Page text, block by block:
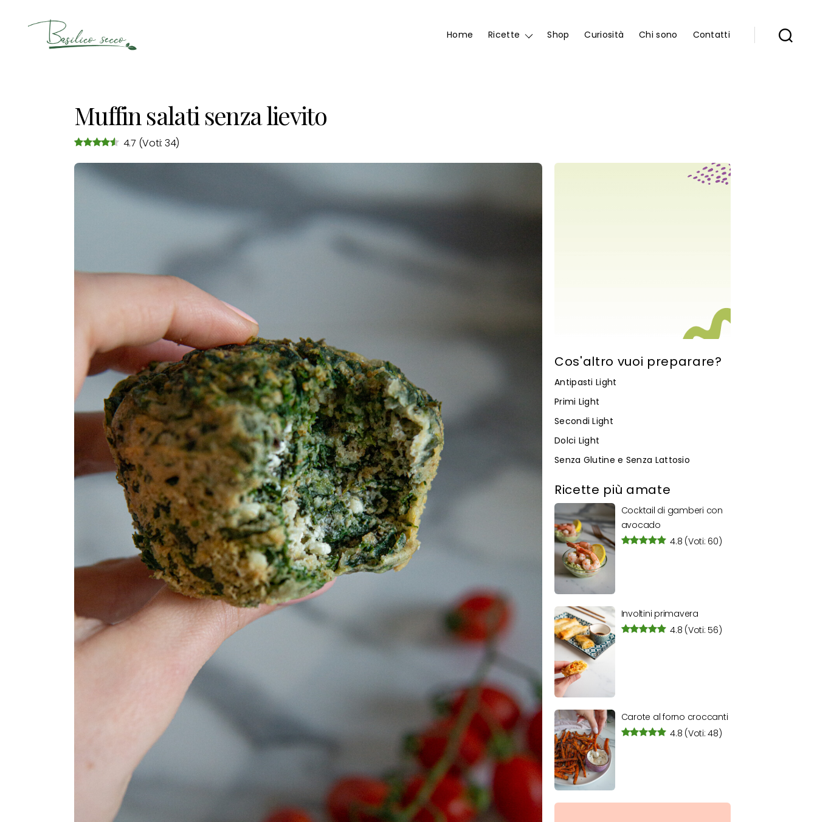
Home Ricette Shop Curiosità Chi sono Contatti
Muffin salati senza lievito
4.7 (Voti: 34)
Cos'altro vuoi preparare?
Antipasti Light
Primi Light
Secondi Light
Dolci Light
Senza Glutine e Senza Lattosio
Ricette più amate
Cocktail di gamberi con
avocado
4.8 (Voti: 60)
Involtini primavera
4.8 (Voti: 56)
Carote al forno croccanti
4.8 (Voti: 48)